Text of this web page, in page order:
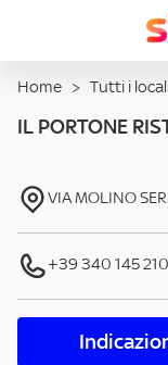
Home > Tutti i
IL PORTONE
VIA MOLINO
+39 340 145